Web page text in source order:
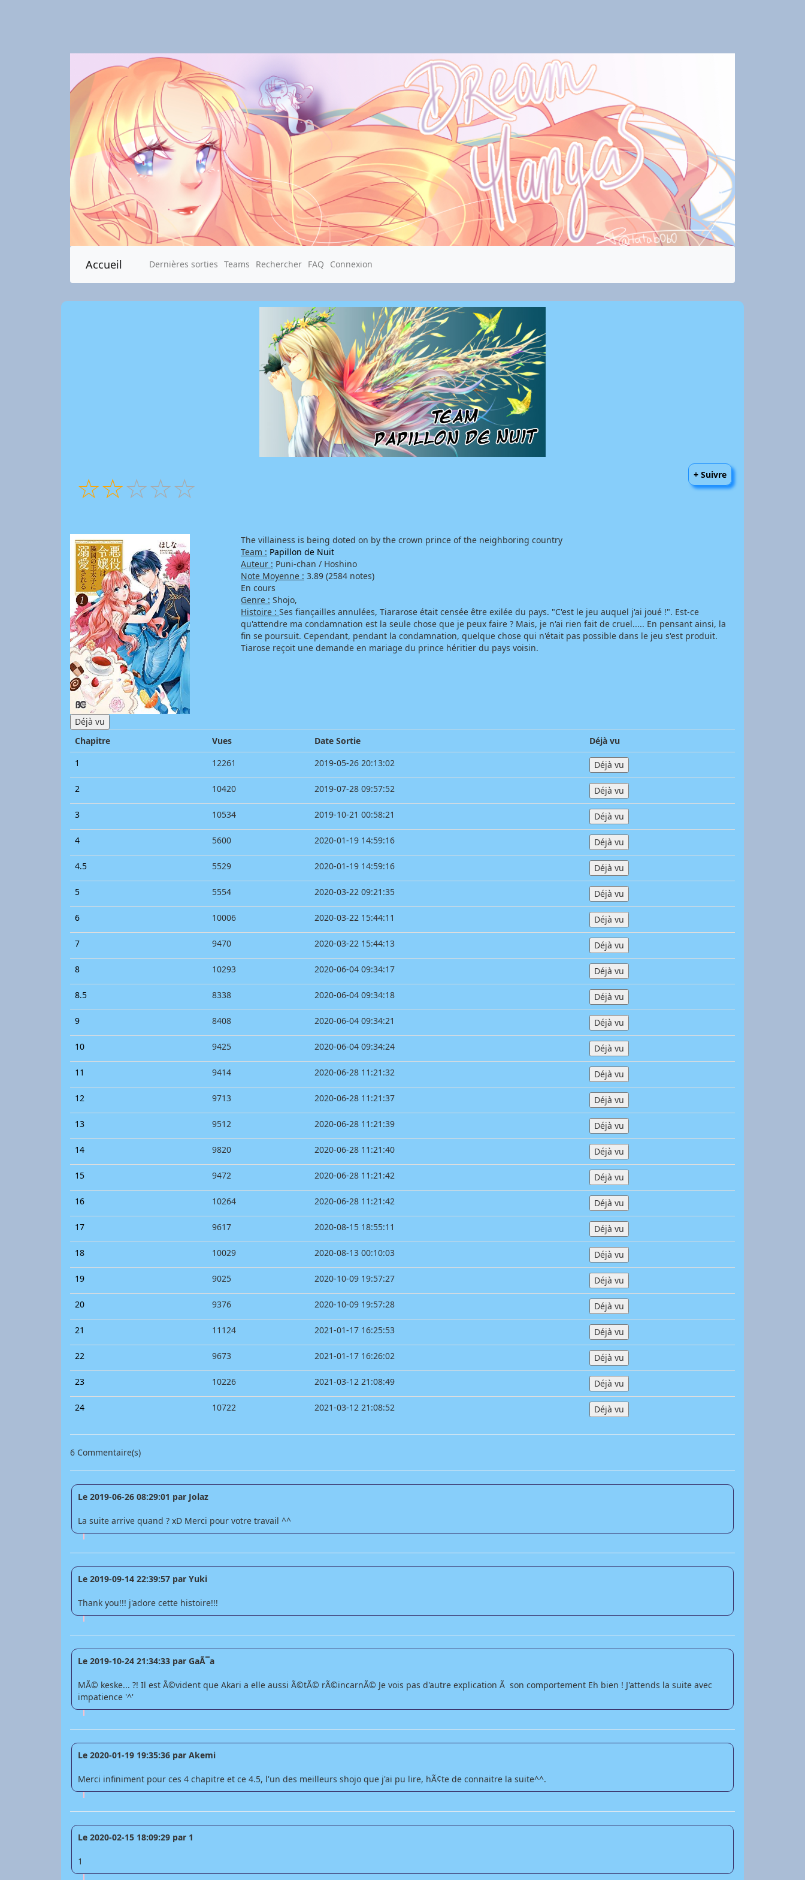
Accueil Dernières sorties Teams Rechercher FAQ Connexion
☆
☆
☆
☆
☆ + Suivre
The villainess is being doted on by the crown prince of the neighboring country
Team : Papillon de Nuit
Auteur : Puni-chan / Hoshino
Note Moyenne : 3.89 (2584 notes)
En cours
Genre : Shojo,
Histoire : Ses fiançailles annulées, Tiararose était censée être exilée du pays. "C'est le jeu auquel j'ai joué !". Est-ce
qu'attendre ma condamnation est la seule chose que je peux faire ? Mais, je n'ai rien fait de cruel..... En pensant ainsi, la
fin se poursuit. Cependant, pendant la condamnation, quelque chose qui n'était pas possible dans le jeu s'est produit.
Tiarose reçoit une demande en mariage du prince héritier du pays voisin.
Chapitre Vues Date Sortie
Déjà vu
1
12261 2019-05-26 20:13:02
2 10420 2019-07-28 09:57:52
3 10534 2019-10-21 00:58:21
4 5600 2020-01-19 14:59:16
4.5 5529 2020-01-19 14:59:16
5 5554 2020-03-22 09:21:35
6 10006 2020-03-22 15:44:11
7 9470 2020-03-22 15:44:13
8 10293 2020-06-04 09:34:17
8.5 8338 2020-06-04 09:34:18
9 8408 2020-06-04 09:34:21
10 9425 2020-06-04 09:34:24
11 9414 2020-06-28 11:21:32
12 9713 2020-06-28 11:21:37
13 9512 2020-06-28 11:21:39
14 9820 2020-06-28 11:21:40
15 9472 2020-06-28 11:21:42
16 10264 2020-06-28 11:21:42
17 9617 2020-08-15 18:55:11
18 10029 2020-08-13 00:10:03
19 9025 2020-10-09 19:57:27
20 9376 2020-10-09 19:57:28
21 11124 2021-01-17 16:25:53
22 9673 2021-01-17 16:26:02
23 10226 2021-03-12 21:08:49
24 10722 2021-03-12 21:08:52
6 Commentaire(s)
Le 2019-06-26 08:29:01 par Jolaz
La suite arrive quand ? xD Merci pour votre travail ^^
Le 2019-09-14 22:39:57 par Yuki
Thank you!!! j'adore cette histoire!!!
Le 2019-10-24 21:34:33 par GaÃ¯a
MÃ© keske... ?! Il est Ã©vident que Akari a elle aussi Ã©tÃ© rÃ©incarnÃ© Je vois pas d'autre explication Ã son comportement Eh bien ! J'attends la suite avec
impatience '^'
Le 2020-01-19 19:35:36 par Akemi
Merci infiniment pour ces 4 chapitre et ce 4.5, l'un des meilleurs shojo que j'ai pu lire, hÃ¢te de connaitre la suite^^.
Le 2020-02-15 18:09:29 par 1
1